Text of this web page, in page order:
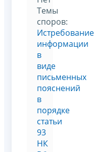
Темы
споров:
Истребование
информации
в
виде
письменных
пояснений
в
порядке
статьи
93
НК